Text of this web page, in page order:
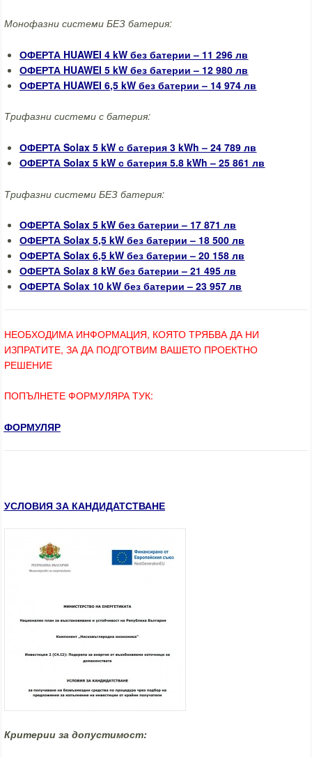
Монофазни системи БЕЗ батерия:
ОФЕРТА HUAWEI 4 kW без батерии – 11 296 лв
ОФЕРТА HUAWEI 5 kW без батерии – 12 980 лв
ОФЕРТА HUAWEI 6,5 kW без батерии – 14 974 лв
Трифазни системи с батерия:
ОФЕРТА Solax 5 kW с батерия 3 kWh – 24 789 лв
ОФЕРТА Solax 5 kW с батерия 5.8 kWh – 25 861 лв
Трифазни системи БЕЗ батерия:
ОФЕРТА Solax 5 kW без батерии – 17 871 лв
ОФЕРТА Solax 5,5 kW без батерии – 18 500 лв
ОФЕРТА Solax 6,5 kW без батерии – 20 158 лв
ОФЕРТА Solax 8 kW без батерии – 21 495 лв
ОФЕРТА Solax 10 kW без батерии – 23 957 лв
НЕОБХОДИМА ИНФОРМАЦИЯ, КОЯТО ТРЯБВА ДА НИ
ИЗПРАТИТЕ, ЗА ДА ПОДГОТВИМ ВАШЕТО ПРОЕКТНО
РЕШЕНИЕ
ПОПЪЛНЕТЕ ФОРМУЛЯРА ТУК:
ФОРМУЛЯР
УСЛОВИЯ ЗА КАНДИДАТСТВАНЕ
Критерии за допустимост: